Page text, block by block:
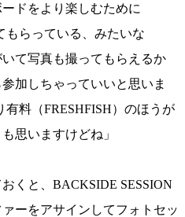
ドをより楽しむために
もらっている、みたいな
て写真も撮ってもらえるか
加しちゃっていいと思いま
料（FRESHFISH）のほうが
思いますけどね」
くと、BACKSIDE SESSION
ーをアサインしてフォトセッ